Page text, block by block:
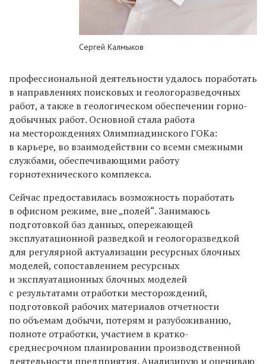
Сергей Калмыков
профессиональной деятельности удалось поработать
в направлениях поисковых и геологоразведочных
работ, а также в геологическом обеспечении горно-
добычных работ. Основной стала работа
на месторождениях Олимпиадинского ГОКа:
в карьере, во взаимодействии со всеми смежными
службами, обеспечивающими работу
горнотехнического комплекса.
Сейчас предоставилась возможность поработать
в офисном режиме, вне „полей“. Занимаюсь
подготовкой баз данных, опережающей
эксплуатационной разведкой и геологоразведкой
для регулярной актуализации ресурсных блочных
моделей, сопоставлением ресурсных
и эксплуатационных блочных моделей
с результатами отработки месторождений,
подготовкой рабочих материалов отчетности
по объемам добычи, потерям и разубоживанию,
полноте отработки, участием в кратко-
среднесрочном планировании производственной
деятельности предприятия. Анализирую и оцениваю